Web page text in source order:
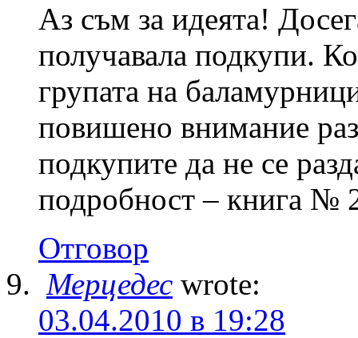
Аз съм за идеята!
получавала подкупи.
групата на
повишено внимание
подкупите да не се
подробност – книга №
Отговор
Мерцедес wrote:
03.04.2010 в 19:28